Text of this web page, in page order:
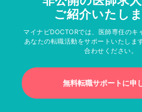
ご紹介いたし
マイナビDOCTORでは、医師専任のキ
あなたの転職活動をサポートいたしま
合わせください。
無料転職サポートに申